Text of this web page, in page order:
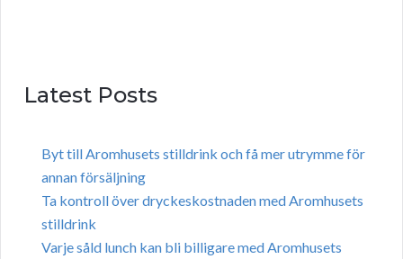
Latest Posts
Byt till Aromhusets stilldrink och få mer utrymme för
annan försäljning
Ta kontroll över dryckeskostnaden med Aromhusets
stilldrink
Varje såld lunch kan bli billigare med Aromhusets